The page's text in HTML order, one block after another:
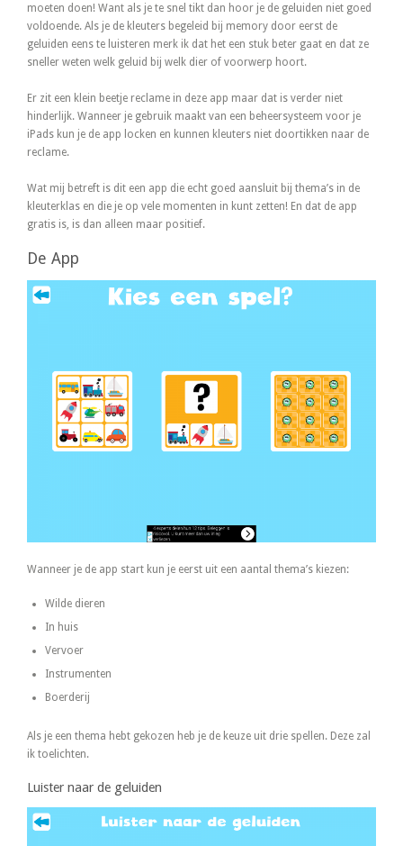
moeten doen! Want als je te snel tikt dan hoor je de geluiden niet goed
voldoende. Als je de kleuters begeleid bij memory door eerst de
geluiden eens te luisteren merk ik dat het een stuk beter gaat en dat ze
sneller weten welk geluid bij welk dier of voorwerp hoort.
Er zit een klein beetje reclame in deze app maar dat is verder niet
hinderlijk. Wanneer je gebruik maakt van een beheersysteem voor je
iPads kun je de app locken en kunnen kleuters niet doortikken naar de
reclame.
Wat mij betreft is dit een app die echt goed aansluit bij thema’s in de
kleuterklas en die je op vele momenten in kunt zetten! En dat de app
gratis is, is dan alleen maar positief.
De App
Wanneer je de app start kun je eerst uit een aantal thema’s kiezen:
Wilde dieren
In huis
Vervoer
Instrumenten
Boerderij
Als je een thema hebt gekozen heb je de keuze uit drie spellen. Deze zal
ik toelichten.
Luister naar de geluiden